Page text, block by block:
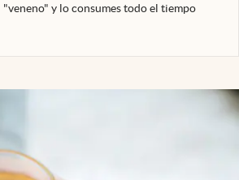
"veneno" y lo consumes todo el tiempo